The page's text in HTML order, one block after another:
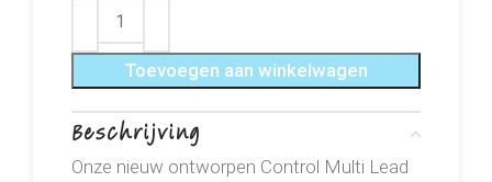
Toevoegen aan winkelwagen
Beschrijving
Onze nieuw ontworpen Control Multi Lead